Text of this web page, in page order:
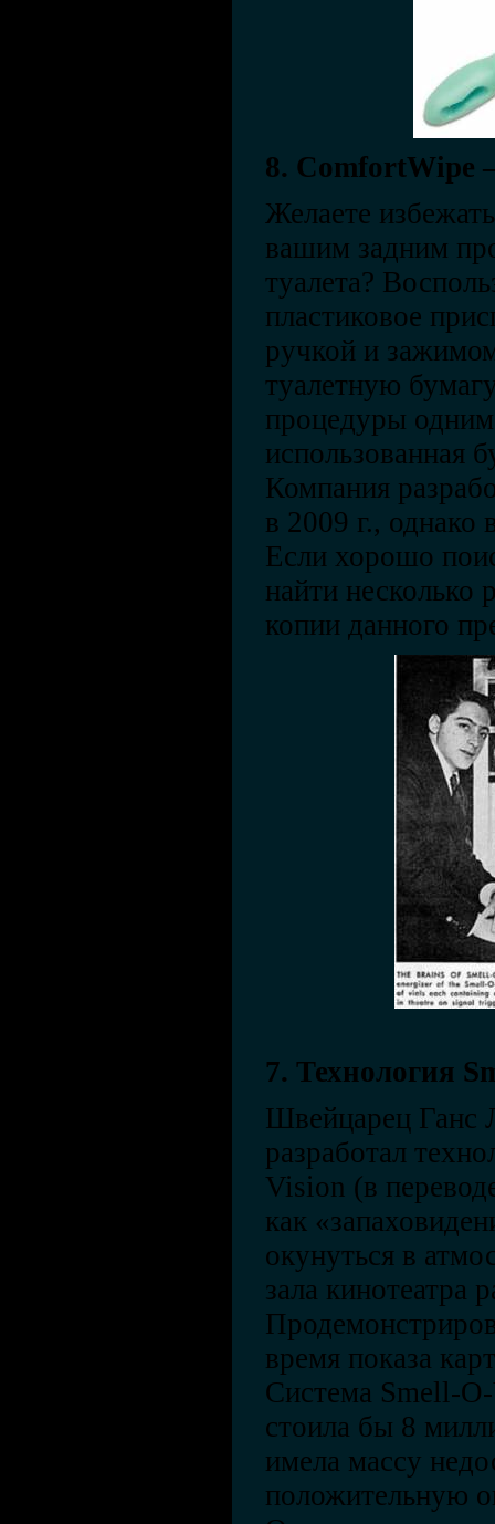
8. ComfortWipe
Желаете
вашим задним
туалета?
пластиковое
ручкой и
туалетную
процедуры
использованная
Компания
в 2009 г., однако
Если хорошо
найти несколько
копии данного
7. Технология
Швейцарец Ганс
разработал
Vision (в
как
окунуться в
зала кинотеатра
время показа
Система Smell-
стоила бы 8
имела массу
положительную